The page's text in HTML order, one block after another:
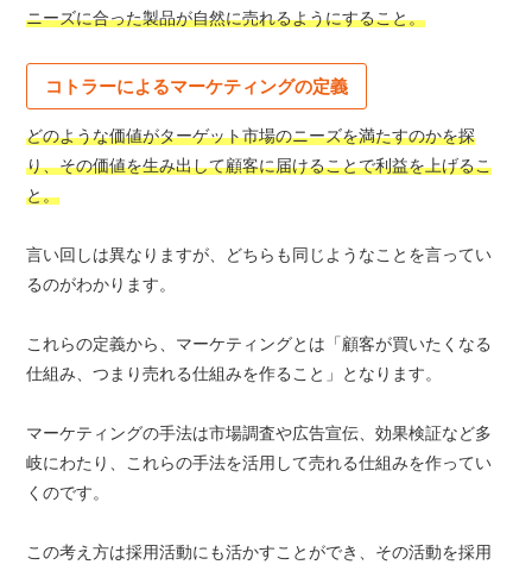
ニーズに合った製品が自然に売れるようにすること。
コトラーによるマーケティングの定義
どのような価値がターゲット市場のニーズを満たすのかを探
り、その価値を生み出して顧客に届けることで利益を上げるこ
と。
言い回しは異なりますが、どちらも同じようなことを言ってい
るのがわかります。
これらの定義から、マーケティングとは「顧客が買いたくなる
仕組み、つまり売れる仕組みを作ること」となります。
マーケティングの手法は市場調査や広告宣伝、効果検証など多
岐にわたり、これらの手法を活用して売れる仕組みを作ってい
くのです。
この考え方は採用活動にも活かすことができ、その活動を採用